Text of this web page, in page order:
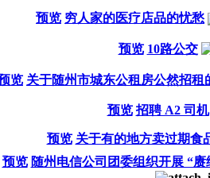
预览 穷人家的医疗店品的忧愁
预览 10路公交
览 关于随州市城东公租房公然招租
预览 招聘 A2 司机
预览 关于有的地方卖过期食
预览 随州电信公司团委组织开展 “